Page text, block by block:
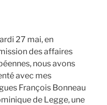
27 mai, en
des affaires
nous avons
avec mes
François Bonneau
de Legge, une